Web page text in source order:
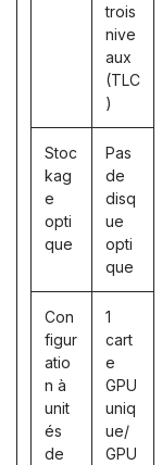
trois
nive
aux
(TLC
)
Stoc
kag
e
opti
que
Pas
de
disq
ue
opti
que
Con
figur
atio
n à
unit
és
de
1
cart
e
GPU
uniq
ue/
GPU